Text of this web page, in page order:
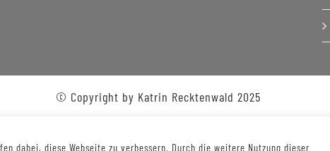
© Copyright by Katrin Recktenwald 2025
dabei, diese Webseite zu verbessern. Durch die weitere Nutzung dieser